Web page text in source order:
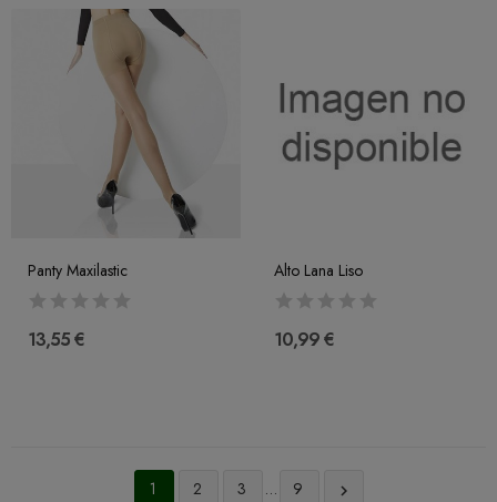
Panty Maxilastic
13,55 €
Alto Lana Liso
10,99 €
1 2 3 … 9 